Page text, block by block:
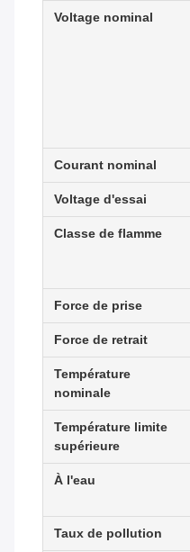
Voltage nominal
Courant nominal
Voltage d'essai
Classe de flamme
Force de prise
Force de retrait
Température
nominale
Température limite
supérieure
À l'eau
Taux de pollution